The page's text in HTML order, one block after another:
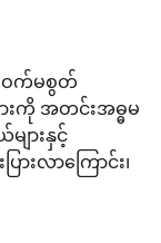
ဝက်မစွတ်
ကို အတင်းအဓ္ဓမ
ျားနှင့်
ြားလာကြောင်း၊